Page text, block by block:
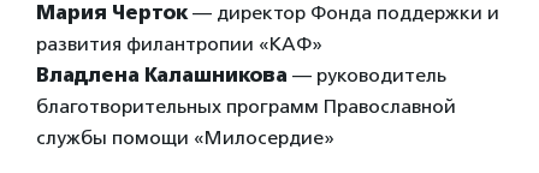
Мария Черток— директор Фонда поддержки и
развития филантропии «КАФ»
Владлена Калашникова — руководитель
благотворительных программ Православной
службы помощи «Милосердие»